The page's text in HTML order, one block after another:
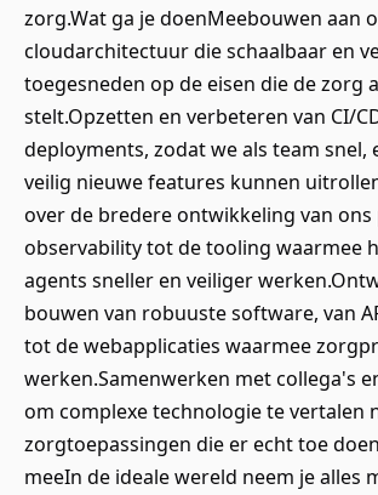
zorg.Wat ga je doenMeebouwen aan
cloudarchitectuur die schaalbaar en
toegesneden op de eisen die de zorg
stelt.Opzetten en verbeteren van CI/
deployments, zodat we als team snel,
veilig nieuwe features kunnen
over de bredere ontwikkeling van
observability tot de tooling waarmee
agents sneller en veiliger
bouwen van robuuste software, van
tot de webapplicaties waarmee
werken.Samenwerken met collega's
om complexe technologie te vertalen
zorgtoepassingen die er echt toe
meeIn de ideale wereld neem je alles